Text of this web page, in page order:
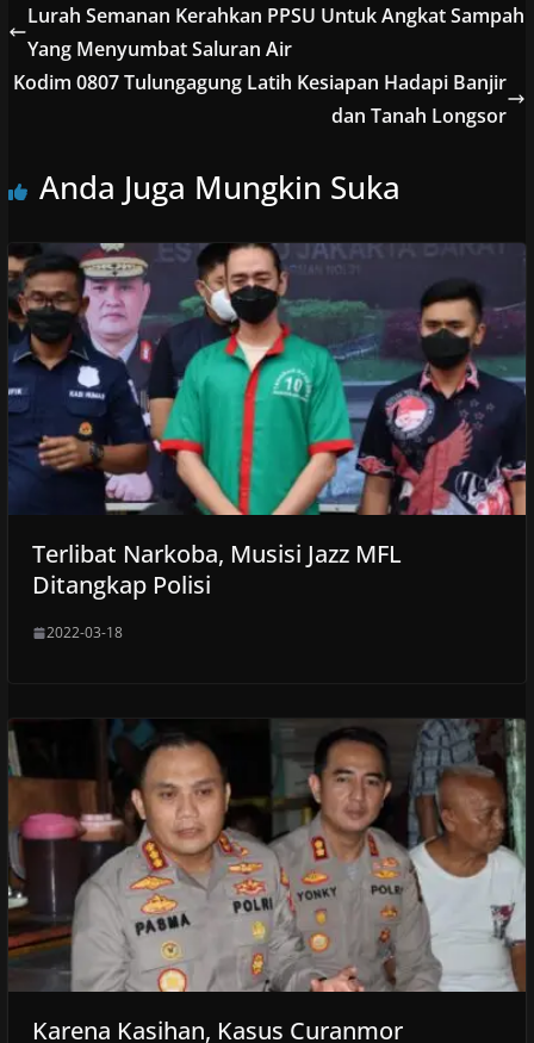
Lurah Semanan Kerahkan PPSU Untuk Angkat Sampah
Yang Menyumbat Saluran Air
Kodim 0807 Tulungagung Latih Kesiapan Hadapi Banjir
dan Tanah Longsor
Anda Juga Mungkin Suka
Terlibat Narkoba, Musisi Jazz MFL
Ditangkap Polisi
2022-03-18
Karena Kasihan, Kasus Curanmor